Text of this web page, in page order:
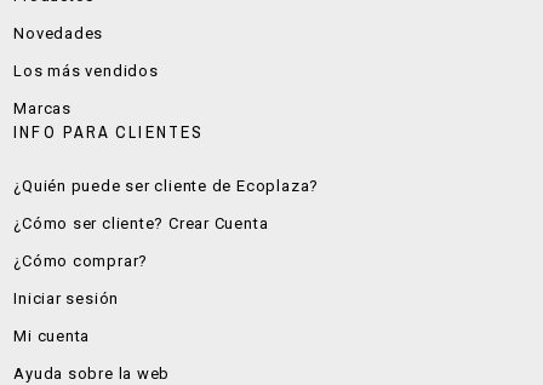
Novedades
Los más vendidos
Marcas
INFO PARA CLIENTES
¿Quién puede ser cliente de Ecoplaza?
¿Cómo ser cliente? Crear Cuenta
¿Cómo comprar?
Iniciar sesión
Mi cuenta
Ayuda sobre la web